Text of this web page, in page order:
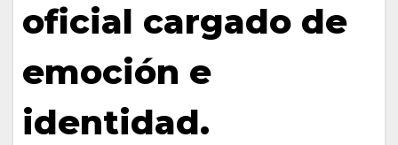
oficial cargado de
emoción e
identidad.